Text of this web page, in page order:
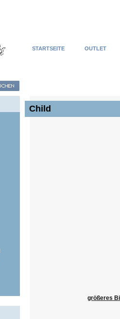
STARTSEITE OUTLET
Child
größeres